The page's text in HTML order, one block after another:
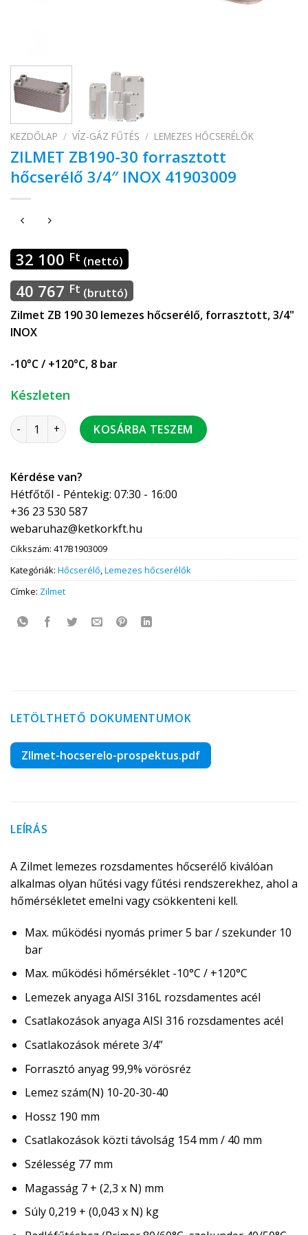
KEZDŐLAP / VÍZ-GÁZ FŰTÉS / LEMEZES HŐCSERÉLŐK
ZILMET ZB190-30 forrasztott
hőcserélő 3/4″ INOX 41903009
32 100 Ft (nettó)
40 767 Ft (bruttó)
Zilmet ZB 190 30 lemezes hőcserélő, forrasztott, 3/4"
INOX
-10°C / +120°C, 8 bar
Készleten
ZILMET ZB190-30 forrasztott hőcserélő 3/4" INOX 41903009
KOSÁRBA TESZEM
Kérdése van?
Hétfőtől - Péntekig: 07:30 - 16:00
+36 23 530 587
webaruhaz@ketkorkft.hu
Cikkszám: 417B1903009
Kategóriák: Hőcserélő,Lemezes hőcserélők
Címke: Zilmet
LETÖLTHETŐ DOKUMENTUMOK
ZIlmet-hocserelo-prospektus.pdf
LEÍRÁS
A Zilmet lemezes rozsdamentes hőcserélő kiválóan
alkalmas olyan hűtési vagy fűtési rendszerekhez, ahol a
hőmérsékletet emelni vagy csökkenteni kell.
Max. működési nyomás primer 5 bar / szekunder 10
bar
Max. működési hőmérséklet -10°C / +120°C
Lemezek anyaga AISI 316L rozsdamentes acél
Csatlakozások anyaga AISI 316 rozsdamentes acél
Csatlakozások mérete 3/4”
Forrasztó anyag 99,9% vörösréz
Lemez szám(N) 10-20-30-40
Hossz 190 mm
Csatlakozások közti távolság 154 mm / 40 mm
Szélesség 77 mm
Magasság 7 + (2,3 x N) mm
Súly 0,219 + (0,043 x N) kg